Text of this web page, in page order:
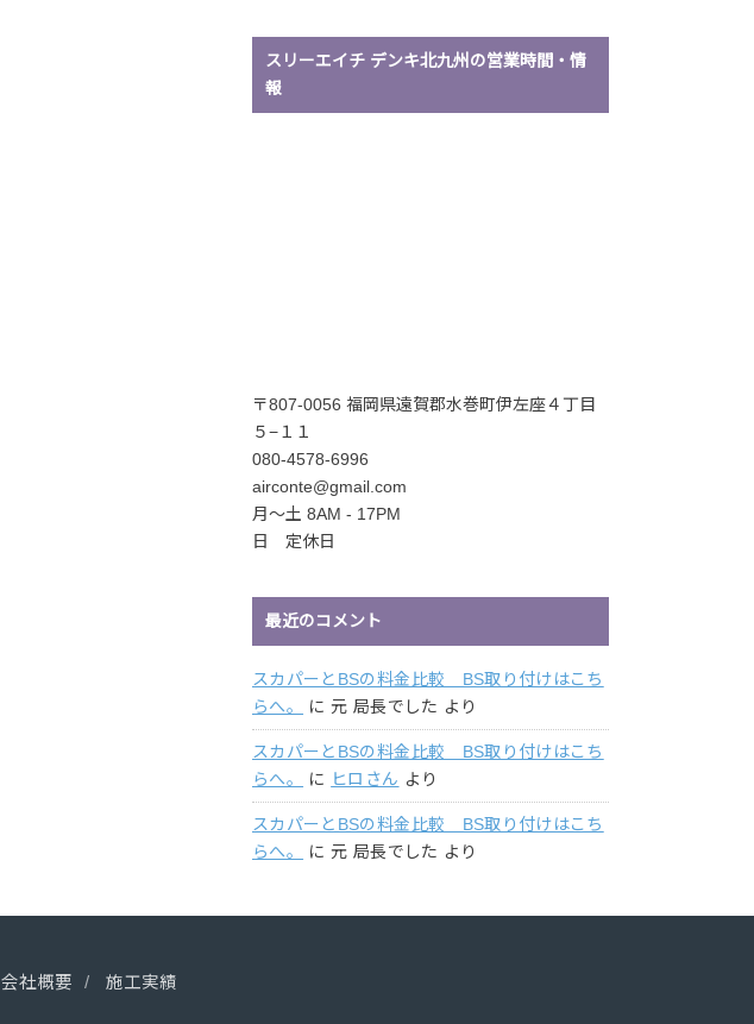
スリーエイチ デンキ北九州の営業時間・情
報
〒807-0056 福岡県遠賀郡水巻町伊左座４丁目
５−１１
080-4578-6996
airconte@gmail.com
月〜土 8AM - 17PM
日 定休日
最近のコメント
スカパーとBSの料金比較 BS取り付けはこち
らへ。
に元 局長でした より
スカパーとBSの料金比較 BS取り付けはこち
らへ。
に ヒロさん より
スカパーとBSの料金比較 BS取り付けはこち
らへ。
に元 局長でした より
会社概要 施工実績